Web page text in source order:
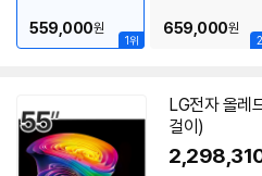
1위
559,000원 659,000원
LG전자 올레
걸이)